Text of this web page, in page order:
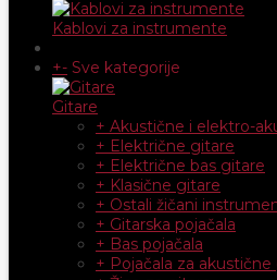
Kablovi za instrumente
+- Sve kategorije
Gitare
+ Akustične i elektro-
+ Električne gitare
+ Električne bas gitare
+ Klasične gitare
+ Ostali žičani
+ Gitarska pojačala
+ Bas pojačala
+ Pojačala za akustične